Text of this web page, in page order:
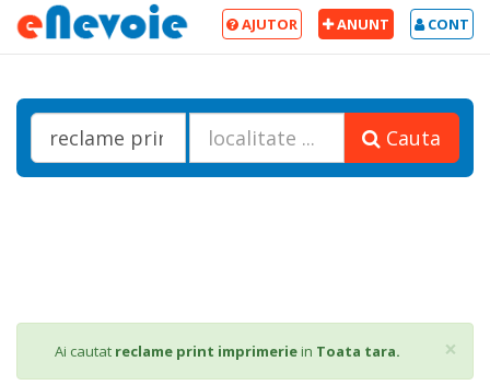
CONT
ANUNT
AJUTOR
Cauta
×
Ai cautat reclame print imprimeriein Toata tara.